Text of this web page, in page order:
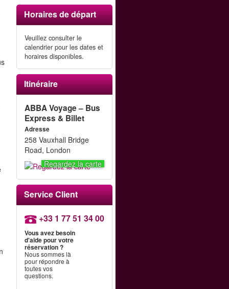
Horaires de départ
Veuillez consulter le
calendrier pour les dates et
horaires disponibles.
Itinéraire
ABBA Voyage – Bus
Express & Billet
Adresse
258 Vauxhall Bridge
Road, London
Regardez la carte
Service Client
+33 1 77 51 34 00
Vous avez besoin
d'aide pour votre
réservation ?
Nous sommes là
pour répondre à
toutes vos
questions.